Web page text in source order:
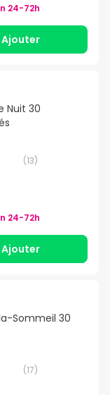
24-72h
Ajouter
Nuit 30
(13)
24-72h
Ajouter
Sommeil 30
(17)